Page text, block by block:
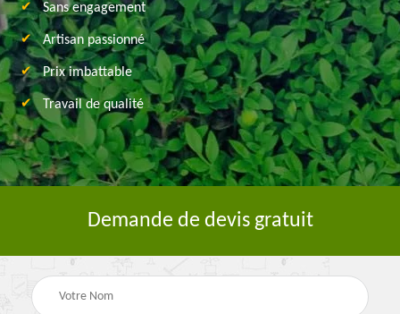
Sans engagement
Artisan passionné
Prix imbattable
Travail de qualité
Demande de devis gratuit